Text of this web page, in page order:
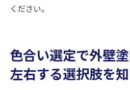
ください。
色合い選定で外壁
左右する選択肢を